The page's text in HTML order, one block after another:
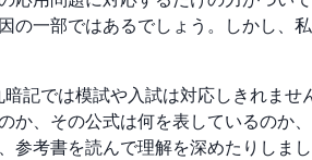
の一部ではあるでしょう。しかし、
記では模試や入試は対応しきれませ
か、その公式は何を表しているのか
参考書を読んで理解を深めたりしま